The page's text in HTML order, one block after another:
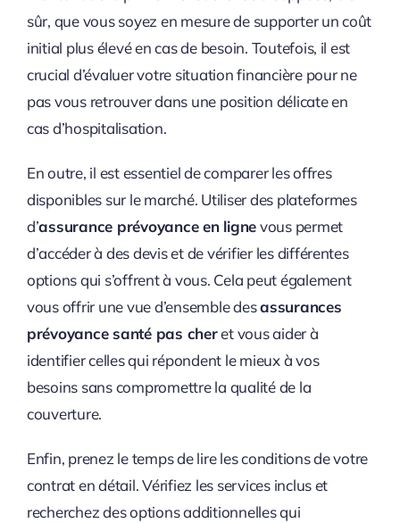
sûr, que vous soyez en mesure de supporter un coût
initial plus élevé en cas de besoin. Toutefois, il est
crucial d’évaluer votre situation financière pour ne
pas vous retrouver dans une position délicate en
cas d’hospitalisation.
En outre, il est essentiel de comparer les offres
disponibles sur le marché. Utiliser des plateformes
d’assurance prévoyance en lignevous permet
d’accéder à des devis et de vérifier les différentes
options qui s’offrent à vous. Cela peut également
vous offrir une vue d’ensemble desassurances
prévoyance santé pas cheret vous aider à
identifier celles qui répondent le mieux à vos
besoins sans compromettre la qualité de la
couverture.
Enfin, prenez le temps de lire les conditions de votre
contrat en détail. Vérifiez les services inclus et
recherchez des options additionnelles qui